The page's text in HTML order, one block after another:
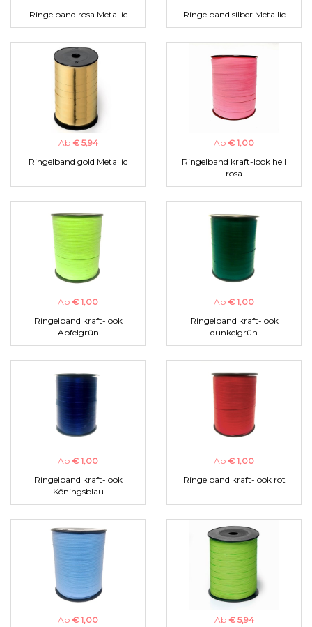
Ringelband rosa Metallic
Ringelband silber Metallic
Ab € 5,94
Ringelband gold Metallic
Ab € 1,00
Ringelband kraft-look hell
rosa
Ab € 1,00
Ringelband kraft-look
Apfelgrün
Ab € 1,00
Ringelband kraft-look
dunkelgrün
Ab € 1,00
Ringelband kraft-look
Köningsblau
Ab € 1,00
Ringelband kraft-look rot
Ab € 1,00 Ab € 5,94